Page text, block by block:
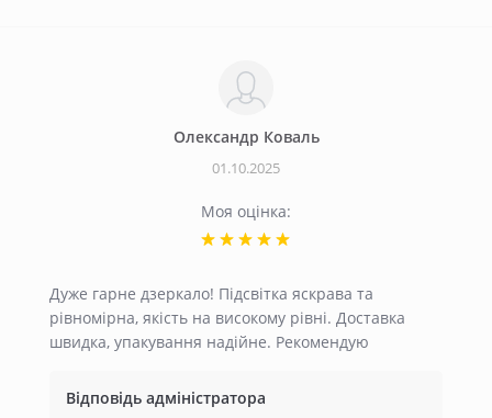
Олександр Коваль
01.10.2025
Моя оцінка:
Дуже гарне дзеркало! Підсвітка яскрава та
рівномірна, якість на високому рівні. Доставка
швидка, упакування надійне. Рекомендую
Відповідь адміністратора